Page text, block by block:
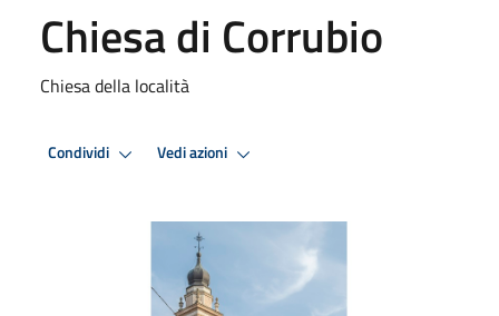
Chiesa di Corrubio
Chiesa della località
Condividi Vedi azioni